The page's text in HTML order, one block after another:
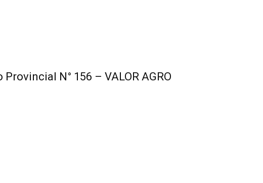
N° 156 – VALOR AGRO